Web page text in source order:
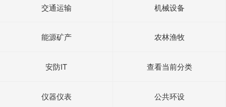
交通运输 机械设备
能源矿产 农林渔牧
安防IT 查看当前分类
仪器仪表 公共环设